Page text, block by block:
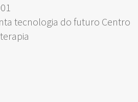
tecnologia do futuro Centro